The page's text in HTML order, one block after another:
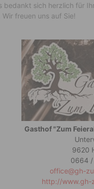
bedankt sich herzlich für
freuen uns auf Sie!
Gasthof "Zum
9620
0664
office@gh-
http://www.gh-